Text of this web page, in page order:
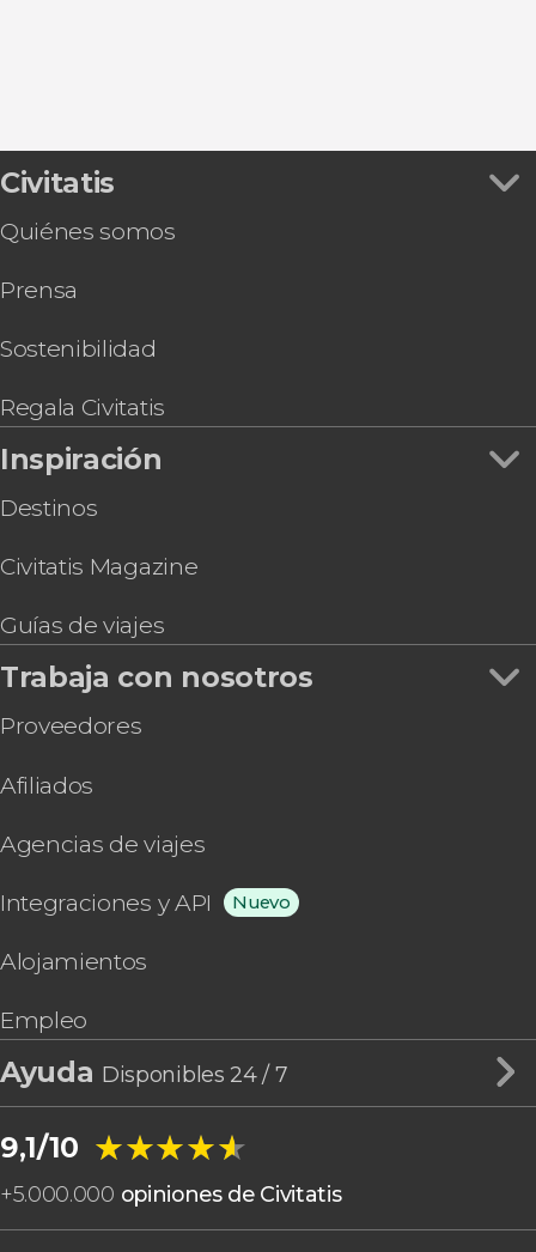
Civitatis
Quiénes somos
Prensa
Sostenibilidad
Regala Civitatis
Inspiración
Destinos
Civitatis Magazine
Guías de viajes
Trabaja con nosotros
Proveedores
Afiliados
Agencias de viajes
Integraciones y API Nuevo
Alojamientos
Empleo
Ayuda Disponibles 24 / 7
9,1/10 ★★★★★
★★★★★
+5.000.000 opiniones de Civitatis